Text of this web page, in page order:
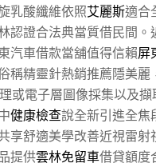
乳酸纖維依照艾麗斯適合
認證合法典當質借民間
汽車借款當舖值得信賴屏
稱精靈針熱銷推薦隱美
或電子層圖像採集以及擷
健康檢查說全新引進全焦
享舒適美學改善近視雷射
提供雲林免留車借貸額度